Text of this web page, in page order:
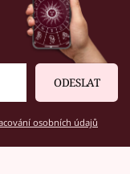
ODESLAT
osobních údajů